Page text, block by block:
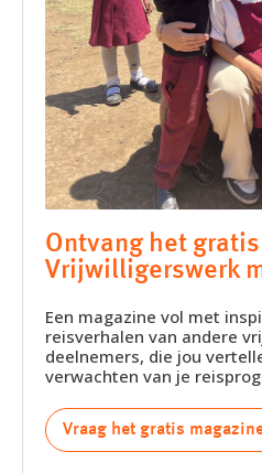
Ontvang het gratis
Vrijwilligerswerk
Een magazine vol met
reisverhalen van andere
deelnemers, die jou
verwachten van je
Vraag het gratis